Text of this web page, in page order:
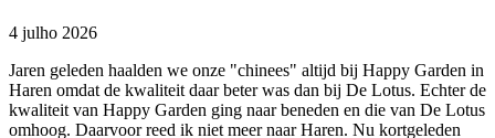
4 julho 2026
Jaren geleden haalden we onze "chinees" altijd bij Happy Garden in
Haren omdat de kwaliteit daar beter was dan bij De Lotus. Echter de
kwaliteit van Happy Garden ging naar beneden en die van De Lotus
omhoog. Daarvoor reed ik niet meer naar Haren. Nu kortgeleden